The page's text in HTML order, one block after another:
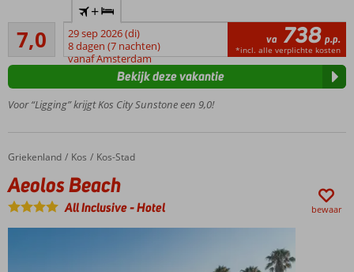
Stad
Strand op
loopafstand
Kleinschalig
hotel
7,0
Voldoende/goed
6
beoordelingen
+
29 sep 2026 (di)
8 dagen (7 nachten)
vanaf Amsterdam
va 738 p.p.
*incl. alle verplichte kosten
Voor “Ligging” krijgt Kos City Sunstone een 9,0!
Bekijk deze vakantie
Home
Griekenland Kos Kos-Stad
Aeolos Beach
Aeolos Beach
All Inclusive-Hotel bewaar